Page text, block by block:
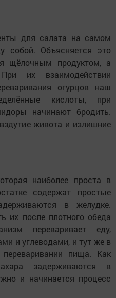
для салата на самом
собой. Объясняется это
щёлочным продуктом, а
их взаимодействии
огурцов наш
кислоты, при
начинают бродить.
живота и излишние
наиболее проста в
содержат простые
в желудке.
их после плотного обеда
переваривает еду,
и углеводами, и тут же в
пища. Как
задерживаются в
и начинается процесс